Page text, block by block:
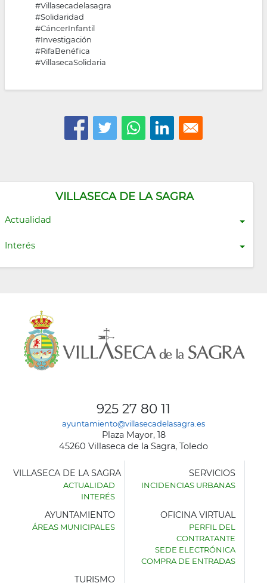
VILLASECA DE LA SAGRA
Actualidad
Interés
#Villasecadelasagra
#Solidaridad
#CáncerInfantil
#Investigación
#RifaBenéfica
#VillasecaSolidaria
925 27 80 11
ayuntamiento@villasecadelasagra.es
Plaza Mayor, 18
45260 Villaseca de la Sagra, Toledo
AYUNTAMIENTO
VILLASECA DE LA SAGRA
ACTUALIDAD
INTERÉS
SERVICIOS
INCIDENCIAS URBANAS
AYUNTAMIENTO
ÁREAS MUNICIPALES
OFICINA VIRTUAL
PERFIL DEL
CONTRATANTE
SEDE ELECTRÓNICA
COMPRA DE ENTRADAS
TURISMO